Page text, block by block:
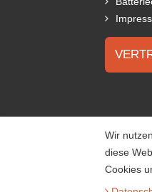
Wir
diese
Cookies